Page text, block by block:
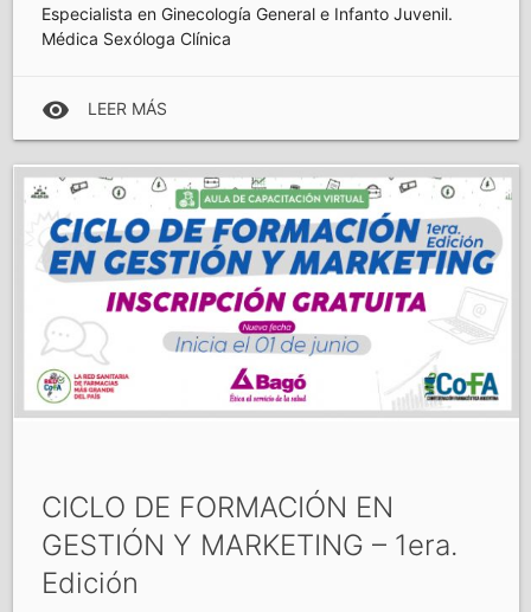
Especialista en Ginecología General e Infanto Juvenil.
Médica Sexóloga Clínica
visibility LEER MÁS
CICLO DE FORMACIÓN EN
GESTIÓN Y MARKETING – 1era.
Edición